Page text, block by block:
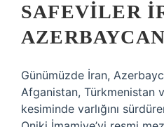
SAFEVILER
Günümüzde İran,
Afganistan, Türkmenistan
kesiminde varlığını